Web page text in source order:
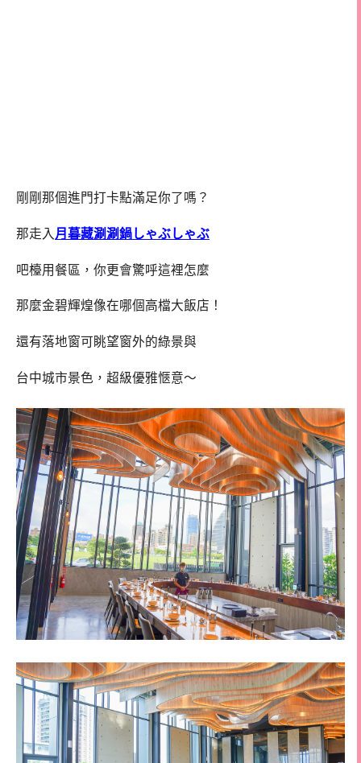
剛剛那個進門打卡點滿足你了嗎？
那走入 月暮藏涮涮鍋しゃぶしゃぶ
吧檯用餐區，你更會驚呼這裡怎麼
那麼金碧輝煌像在哪個高檔大飯店！
還有落地窗可眺望窗外的綠景與
台中城市景色，超級優雅愜意～